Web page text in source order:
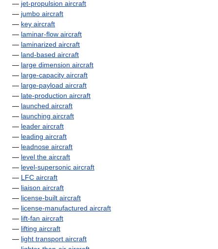
— jet-propulsion aircraft
— jumbo aircraft
— key aircraft
— laminar-flow aircraft
— laminarized aircraft
— land-based aircraft
— large dimension aircraft
— large-capacity aircraft
— large-payload aircraft
— late-production aircraft
— launched aircraft
— launching aircraft
— leader aircraft
— leading aircraft
— leadnose aircraft
— level the aircraft
— level-supersonic aircraft
— LFC aircraft
— liaison aircraft
— license-built aircraft
— license-manufactured aircraft
— lift-fan aircraft
— lifting aircraft
— light transport aircraft